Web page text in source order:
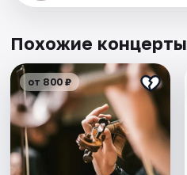
Похожие концерты
от 800 ₽